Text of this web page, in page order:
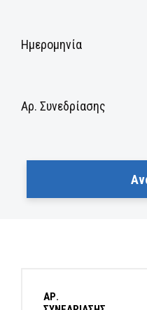
Ημερομηνία
Αρ. Συνεδρίασης
ΑΡ.